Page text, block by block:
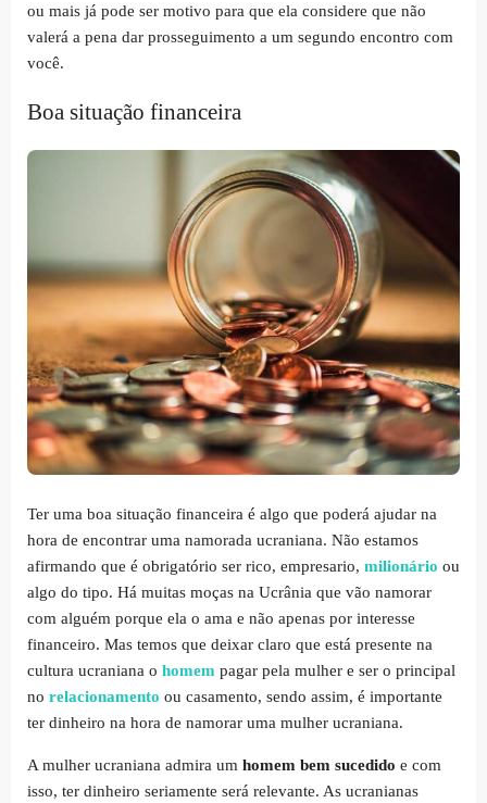
ou mais já pode ser motivo para que ela considere que não
valerá a pena dar prosseguimento a um segundo encontro com
você.
Boa situação financeira
Ter uma boa situação financeira é algo que poderá ajudar na
hora de encontrar uma namorada ucraniana. Não estamos
afirmando que é obrigatório ser rico, empresario, milionário ou
algo do tipo. Há muitas moças na Ucrânia que vão namorar
com alguém porque ela o ama e não apenas por interesse
financeiro. Mas temos que deixar claro que está presente na
cultura ucraniana o homem pagar pela mulher e ser o principal
no relacionamento ou casamento, sendo assim, é importante
ter dinheiro na hora de namorar uma mulher ucraniana.
A mulher ucraniana admira um homem bem sucedido e com
isso, ter dinheiro seriamente será relevante. As ucranianas